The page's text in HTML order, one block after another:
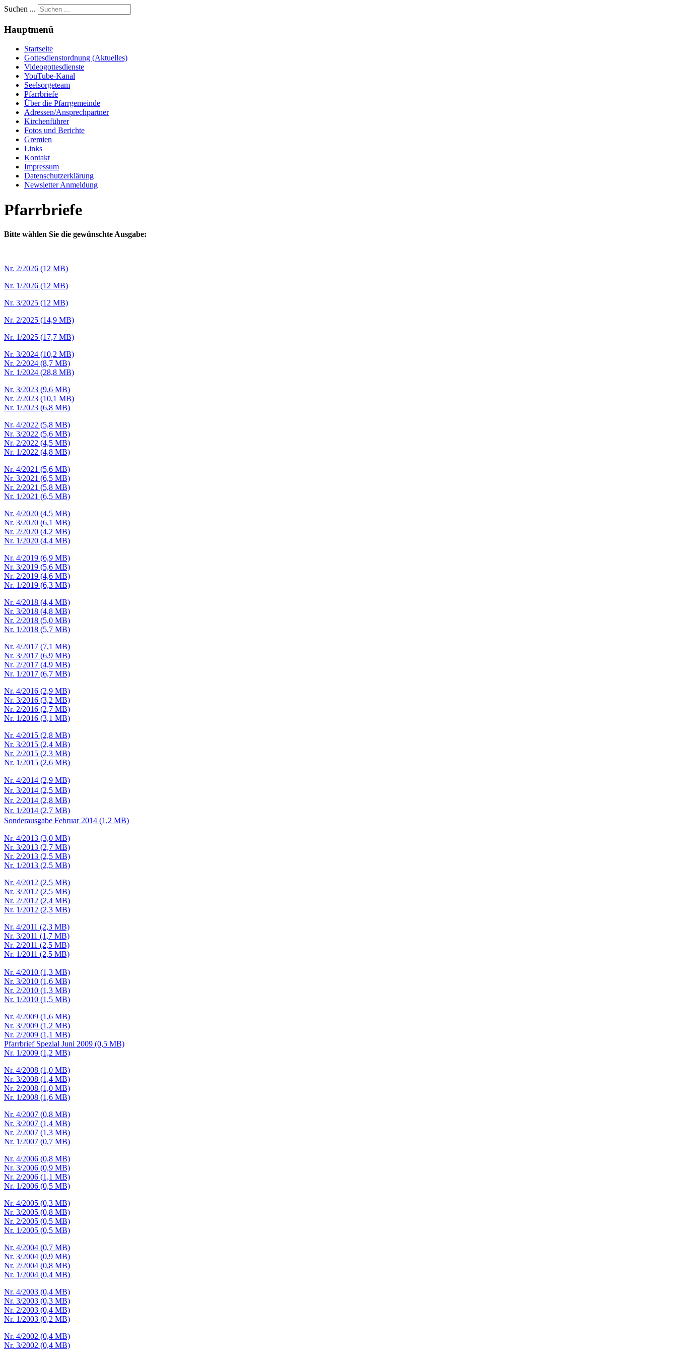
Suchen ...
Hauptmenü
Startseite
Gottesdienstordnung (Aktuelles)
Videogottesdienste
YouTube-Kanal
Seelsorgeteam
Pfarrbriefe
Über die Pfarrgemeinde
Adressen/Ansprechpartner
Kirchenführer
Fotos und Berichte
Gremien
Links
Kontakt
Impressum
Datenschutzerklärung
Newsletter Anmeldung
Pfarrbriefe
Bitte wählen Sie die gewünschte Ausgabe:
Nr. 2/2026 (12 MB)
Nr. 1/2026 (12 MB)
Nr. 3/2025 (12 MB)
Nr. 2/2025 (14,9 MB)
Nr. 1/2025 (17,7 MB)
Nr. 3/2024 (10,2 MB)
Nr. 2/2024 (8,7 MB)
Nr. 1/2024 (28,8 MB)
Nr. 3/2023 (9,6 MB)
Nr. 2/2023 (10,1 MB)
Nr. 1/2023 (6,8 MB)
Nr. 4/2022 (5,8 MB)
Nr. 3/2022 (5,6 MB)
Nr. 2/2022 (4,5 MB)
Nr. 1/2022 (4,8 MB)
Nr. 4/2021 (5,6 MB)
Nr. 3/2021 (6,5 MB)
Nr. 2/2021 (5,8 MB)
Nr. 1/2021 (6,5 MB)
Nr. 4/2020 (4,5 MB)
Nr. 3/2020 (6,1 MB)
Nr. 2/2020 (4,2 MB)
Nr. 1/2020 (4,4 MB)
Nr. 4/2019 (6,9 MB)
Nr. 3/2019 (5,6 MB)
Nr. 2/2019 (4,6 MB)
Nr. 1/2019 (6,3 MB)
Nr. 4/2018 (4,4 MB)
Nr. 3/2018 (4,8 MB)
Nr. 2/2018 (5,0 MB)
Nr. 1/2018 (5,7 MB)
Nr. 4/2017 (7,1 MB)
Nr. 3/2017 (6,9 MB)
Nr. 2/2017 (4,9 MB)
Nr. 1/2017 (6,7 MB)
Nr. 4/2016 (2,9 MB)
Nr. 3/2016 (3,2 MB)
Nr. 2/2016 (2,7 MB)
Nr. 1/2016 (3,1 MB)
Nr. 4/2015 (2,8 MB)
Nr. 3/2015 (2,4 MB)
Nr. 2/2015 (2,3 MB)
Nr. 1/2015 (2,6 MB)
Nr. 4/2014 (2,9 MB)
Nr. 3/2014 (2,5 MB)
Nr. 2/2014 (2,8 MB)
Nr. 1/2014 (2,7 MB)
Sonderausgabe Februar 2014 (1,2 MB)
Nr. 4/2013 (3,0 MB)
Nr. 3/2013 (2,7 MB)
Nr. 2/2013 (2,5 MB)
Nr. 1/2013 (2,5 MB)
Nr. 4/2012 (2,5 MB)
Nr. 3/2012 (2,5 MB)
Nr. 2/2012 (2,4 MB)
Nr. 1/2012 (2,3 MB)
Nr. 4/2011 (2,3 MB)
Nr. 3/2011 (1,7 MB)
Nr. 2/2011 (2,5 MB)
Nr. 1/2011 (2,5 MB)
Nr. 4/2010 (1,3 MB)
Nr. 3/2010 (1,6 MB)
Nr. 2/2010 (1,3 MB)
Nr. 1/2010 (1,5 MB)
Nr. 4/2009 (1,6 MB)
Nr. 3/2009 (1,2 MB)
Nr. 2/2009 (1,1 MB)
Pfarrbrief Spezial Juni 2009 (0,5 MB)
Nr. 1/2009 (1,2 MB)
Nr. 4/2008 (1,0 MB)
Nr. 3/2008 (1,4 MB)
Nr. 2/2008 (1,0 MB)
Nr. 1/2008 (1,6 MB)
Nr. 4/2007 (0,8 MB)
Nr. 3/2007 (1,4 MB)
Nr. 2/2007 (1,3 MB)
Nr. 1/2007 (0,7 MB)
Nr. 4/2006 (0,8 MB)
Nr. 3/2006 (0,9 MB)
Nr. 2/2006 (1,1 MB)
Nr. 1/2006 (0,5 MB)
Nr. 4/2005 (0,3 MB)
Nr. 3/2005 (0,8 MB)
Nr. 2/2005 (0,5 MB)
Nr. 1/2005 (0,5 MB)
Nr. 4/2004 (0,7 MB)
Nr. 3/2004 (0,9 MB)
Nr. 2/2004 (0,8 MB)
Nr. 1/2004 (0,4 MB)
Nr. 4/2003 (0,4 MB)
Nr. 3/2003 (0,3 MB)
Nr. 2/2003 (0,4 MB)
Nr. 1/2003 (0,2 MB)
Nr. 4/2002 (0,4 MB)
Nr. 3/2002 (0,4 MB)